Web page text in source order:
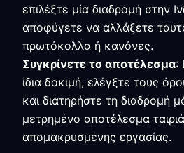
επιλέξτε μία διαδρομή στην
αποφύγετε να αλλάξετε
πρωτόκολλα ή κανόνες.
Συγκρίνετε το αποτέλεσμα:
ίδια δοκιμή, ελέγξτε τους
και διατηρήστε τη διαδρομή
μετρημένο αποτέλεσμα
απομακρυσμένης εργασίας.